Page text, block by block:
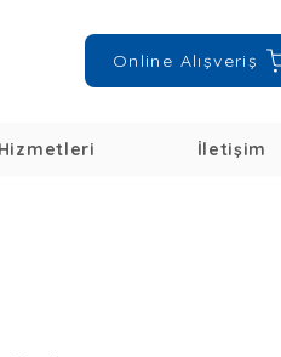
Online Alışveriş
İletişim